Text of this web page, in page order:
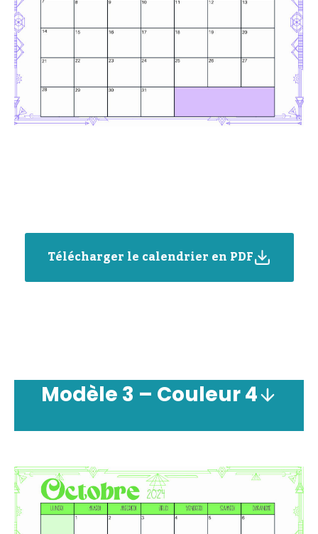
Télécharger le calendrier en PDF
Modèle 3 – Couleur4